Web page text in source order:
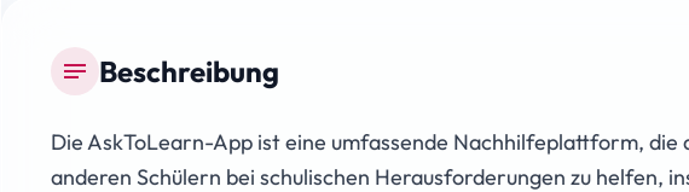
notes Beschreibung
Die AskToLearn-App ist eine umfassende Nachhilfeplattform, die
anderen Schülern bei schulischen Herausforderungen zu helfen,